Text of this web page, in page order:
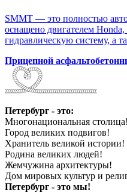
SMMT — это полностью
оснащено двигателем
гидравлическую систему, а
Прицепной
Петербург - это:
Многонациональная столица!
Город великих подвигов!
Хранитель великой истории!
Родина великих людей!
Жемчужина архитектуры!
Дом мировых культур и
Петербург - это мы!